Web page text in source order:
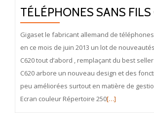
TÉLÉPHONES SANS FILS
Gigaset le fabricant allemand de
en ce mois de juin 2013 un lot de
C620 tout d’abord , remplaçant du best
C620 arbore un nouveau design et des
peu améliorées surtout en matière de
Ecran couleur Répertoire 250En
[…]